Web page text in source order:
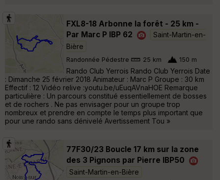
FXL8-18 Arbonne la forêt - 25 km -
Par Marc P IBP 62
Saint-Martin-en-
Bière
Randonnée Pédestre 25 km 150 m
Rando Club Yerrois Rando Club Yerrois Date
: Dimanche 25 février 2018 Animateur : Marc P Groupe : 30 km
Effectif : 12 Vidéo relive :youtu.be/uEuqAVnaHOE Remarque
particulière : Un parcours constitué essentiellement de bosses
et de rochers . Ne pas envisager pour un groupe trop
nombreux et prendre en compte le temps plus important que
pour une rando sans dénivelé Avertissement Tou »
77F30/23 Boucle 17 km sur la zone
des 3 Pignons par Pierre IBP50
Saint-Martin-en-Bière